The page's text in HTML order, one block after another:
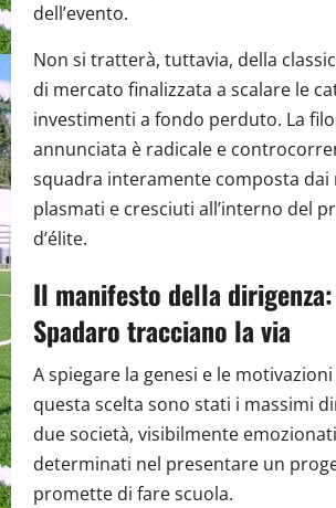
dell’evento.
Non si tratterà, tuttavia, della
di mercato finalizzata a scalare le
investimenti a fondo perduto. La
annunciata è radicale e
squadra interamente composta dai
plasmati e cresciuti all’interno del
d’élite.
Il manifesto della
Spadaro tracciano la via
A spiegare la genesi e le
questa scelta sono stati i massimi
due società, visibilmente
determinati nel presentare un
promette di fare scuola.